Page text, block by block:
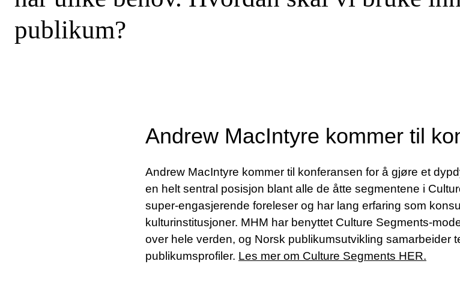
publikum?
Andrew MacIntyre kommer til
Andrew MacIntyre kommer til konferansen for å gjøre et
en helt sentral posisjon blant alle de åtte segmentene i
super-engasjerende foreleser og har lang erfaring som
kulturinstitusjoner. MHM har benyttet Culture Segments-
over hele verden, og Norsk publikumsutvikling samarbeider
publikumsprofiler. Les mer om Culture Segments HER.